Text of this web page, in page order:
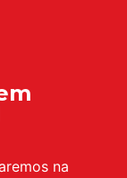
na